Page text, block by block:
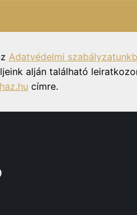
Adatvédelmi
alján található
címre.